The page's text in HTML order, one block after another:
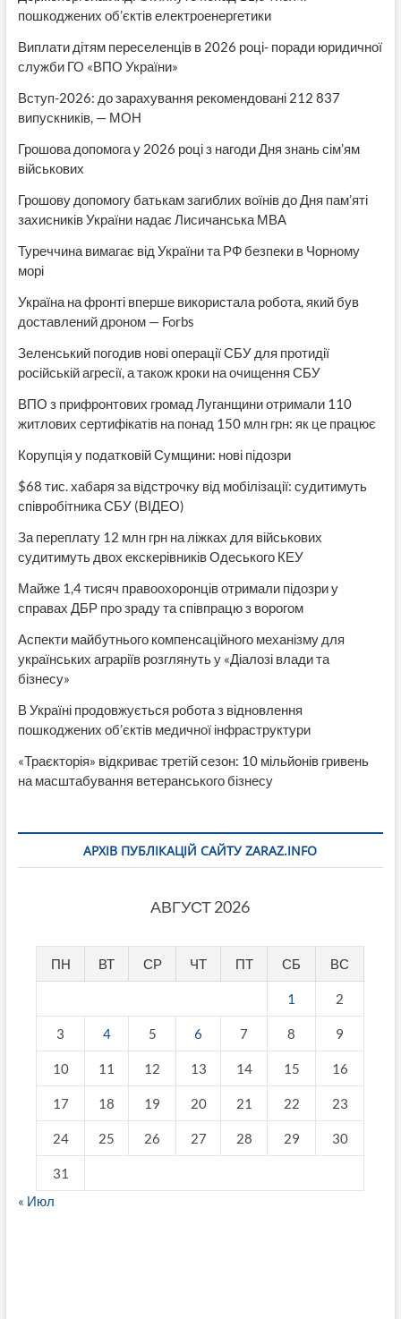
пошкоджених об’єктів електроенергетики
Виплати дітям переселенців в 2026 році- поради юридичної
служби ГО «ВПО України»
Вступ-2026: до зарахування рекомендовані 212 837
випускників, — МОН
Грошова допомога у 2026 році з нагоди Дня знань сім’ям
військових
Грошову допомогу батькам загиблих воїнів до Дня пам’яті
захисників України надає Лисичанська МВА
Туреччина вимагає від України та РФ безпеки в Чорному
морі
Україна на фронті вперше використала робота, який був
доставлений дроном — Forbs
Зеленський погодив нові операції СБУ для протидії
російській агресії, а також кроки на очищення СБУ
ВПО з прифронтових громад Луганщини отримали 110
житлових сертифікатів на понад 150 млн грн: як це працює
Корупція у податковій Сумщини: нові підозри
$68 тис. хабаря за відстрочку від мобілізації: судитимуть
співробітника СБУ (ВІДЕО)
За переплату 12 млн грн на ліжках для військових
судитимуть двох екскерівників Одеського КЕУ
Майже 1,4 тисяч правоохоронців отримали підозри у
справах ДБР про зраду та співпрацю з ворогом
Аспекти майбутнього компенсаційного механізму для
українських аграріїв розглянуть у «Діалозі влади та
бізнесу»
В Україні продовжується робота з відновлення
пошкоджених об’єктів медичної інфраструктури
«Траєкторія» відкриває третій сезон: 10 мільйонів гривень
на масштабування ветеранського бізнесу
АРХІВ ПУБЛІКАЦІЙ САЙТУ ZARAZ.INFO
АВГУСТ 2026
ПН ВТ СР ЧТ ПТ СБ ВС
1 2
3 4 5 6 7 8 9
10 11 12 13 14 15 16
17 18 19 20 21 22 23
24 25 26 27 28 29 30
31
« Июл